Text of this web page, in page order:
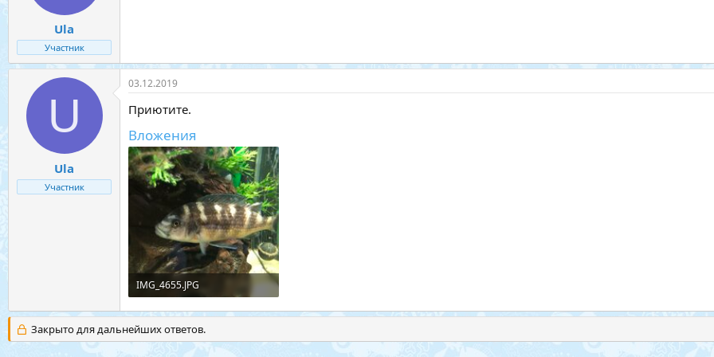
Ula
Участник
U
Ula
Участник
03.12.2019
Приютите.
Вложения
IMG_4655.JPG
300,5 КБ · Просмотры: 7
Закрыто для дальнейших ответов.